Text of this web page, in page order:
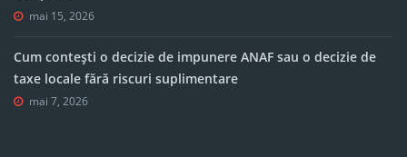
mai 15, 2026
Cum contești o decizie de impunere ANAF sau o decizie de
taxe locale fără riscuri suplimentare
mai 7, 2026